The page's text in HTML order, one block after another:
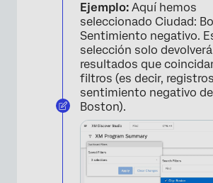
Ejemplo: Aquí hemos
seleccionado Ciudad:
Sentimiento negativo.
selección solo devolverá
resultados que
filtros (es decir,
sentimiento negativo de
Boston).